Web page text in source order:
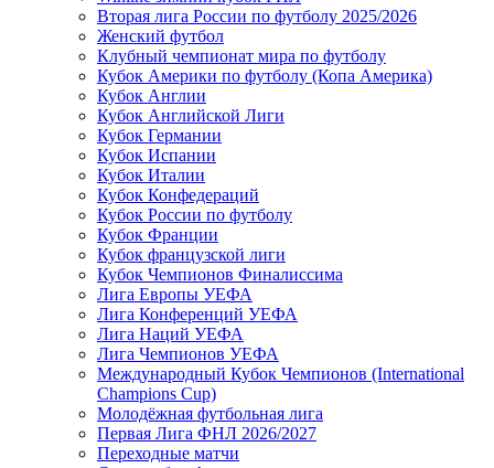
Вторая лига России по футболу 2025/2026
Женский футбол
Клубный чемпионат мира по футболу
Кубок Америки по футболу (Копа Америка)
Кубок Англии
Кубок Английской Лиги
Кубок Германии
Кубок Испании
Кубок Италии
Кубок Конфедераций
Кубок России по футболу
Кубок Франции
Кубок французской лиги
Кубок Чемпионов Финалиссима
Лига Европы УЕФА
Лига Конференций УЕФА
Лига Наций УЕФА
Лига Чемпионов УЕФА
Международный Кубок Чемпионов (International
Champions Cup)
Молодёжная футбольная лига
Первая Лига ФНЛ 2026/2027
Переходные матчи